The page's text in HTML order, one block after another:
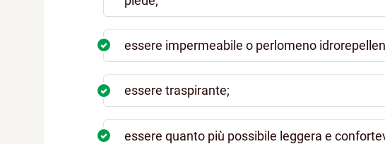
essere impermeabile o perlomeno
essere traspirante;
essere quanto più possibile leggera e